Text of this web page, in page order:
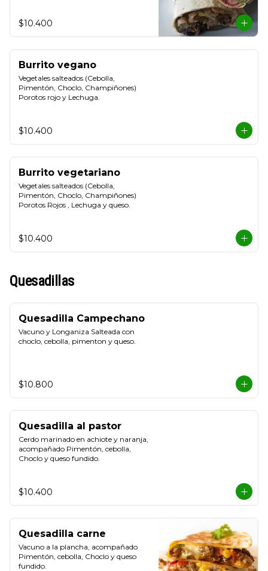
$10.400
Burrito vegano
Vegetales salteados (Cebolla,
Pimentón, Choclo, Champiñones)
Porotos rojo y Lechuga.
$10.400
Burrito vegetariano
Vegetales salteados (Cebolla,
Pimentón, Choclo, Champiñones)
Porotos Rojos , Lechuga y queso.
$10.400
Quesadillas
Quesadilla Campechano
Vacuno y Longaniza Salteada con
choclo, cebolla, pimenton y queso.
$10.800
Quesadilla al pastor
Cerdo marinado en achiote y naranja,
acompañado Pimentón, cebolla,
Choclo y queso fundido.
$10.400
Quesadilla carne
Vacuno a la plancha, acompañado
Pimentón, cebolla, Choclo y queso
fundido.